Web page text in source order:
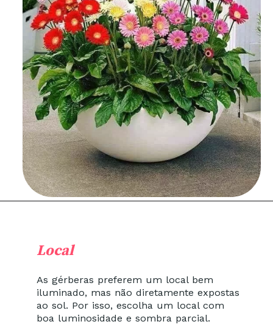
As gérberas preferem um local bem
iluminado, mas não diretamente expostas
ao sol. Por isso, escolha um local com
boa luminosidade e sombra parcial.
Local